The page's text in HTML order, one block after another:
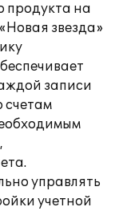
продукта на
звезда»
записи
счетам
управлять
учетной